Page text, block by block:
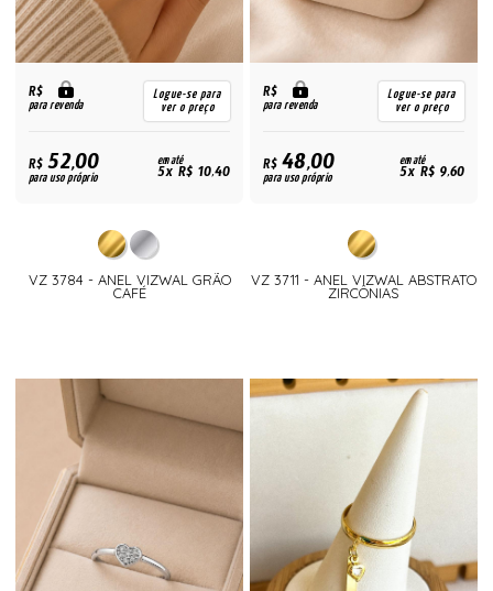
R$
para revenda
Logue-se para
ver o preço
R$52,00
para uso próprio
em até
5x R$ 10,40
VZ 3784 - ANEL VIZWAL GRÃO
CAFÉ
R$
para revenda
Logue-se para
ver o preço
R$48,00
para uso próprio
em até
5x R$ 9,60
VZ 3711 - ANEL VIZWAL ABSTRATO
ZIRCÔNIAS